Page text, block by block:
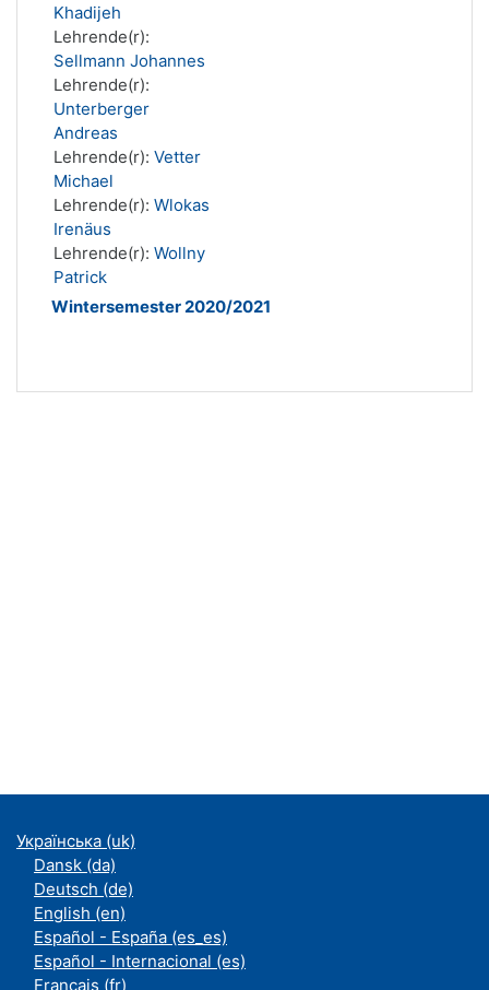
Khadijeh
Lehrende(r):
Sellmann Johannes
Lehrende(r):
Unterberger
Andreas
Lehrende(r): Vetter
Michael
Lehrende(r): Wlokas
Irenäus
Lehrende(r): Wollny
Patrick
Wintersemester 2020/2021
Українська ‎(uk)‎
Dansk ‎(da)‎
Deutsch ‎(de)‎
English ‎(en)‎
Español - España ‎(es_es)‎
Español - Internacional ‎(es)‎
Français ‎(fr)‎